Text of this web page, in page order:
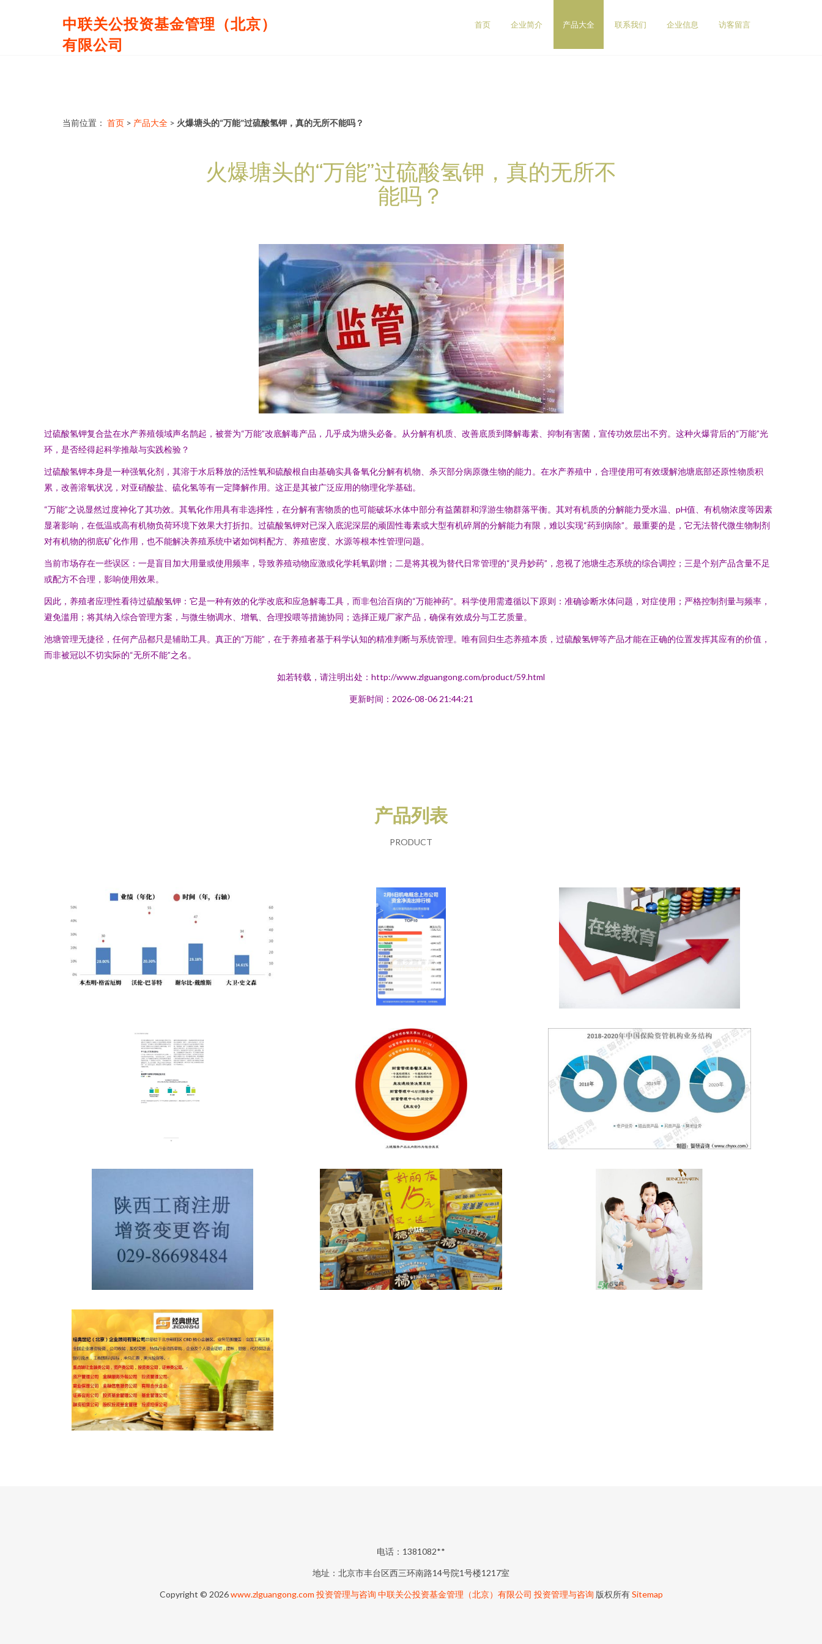
中联关公投资基金管理（北京）
有限公司
首页 企业简介 产品大全 联系我们 企业信息 访客留言
当前位置： 首页 > 产品大全 > 火爆塘头的“万能”过硫酸氢钾，真的无所不能吗？
火爆塘头的“万能”过硫酸氢钾，真的无所不
能吗？
过硫酸氢钾复合盐在水产养殖领域声名鹊起，被誉为“万能”改底解毒产品，几乎成为塘头必备。从分解有机质、改善底质到降解毒素、抑制有害菌，宣传功效层出不穷。这种火爆背后的“万能”光
环，是否经得起科学推敲与实践检验？
过硫酸氢钾本身是一种强氧化剂，其溶于水后释放的活性氧和硫酸根自由基确实具备氧化分解有机物、杀灭部分病原微生物的能力。在水产养殖中，合理使用可有效缓解池塘底部还原性物质积
累，改善溶氧状况，对亚硝酸盐、硫化氢等有一定降解作用。这正是其被广泛应用的物理化学基础。
“万能”之说显然过度神化了其功效。其氧化作用具有非选择性，在分解有害物质的也可能破坏水体中部分有益菌群和浮游生物群落平衡。其对有机质的分解能力受水温、pH值、有机物浓度等因素
显著影响，在低温或高有机物负荷环境下效果大打折扣。过硫酸氢钾对已深入底泥深层的顽固性毒素或大型有机碎屑的分解能力有限，难以实现“药到病除”。最重要的是，它无法替代微生物制剂
对有机物的彻底矿化作用，也不能解决养殖系统中诸如饲料配方、养殖密度、水源等根本性管理问题。
当前市场存在一些误区：一是盲目加大用量或使用频率，导致养殖动物应激或化学耗氧剧增；二是将其视为替代日常管理的“灵丹妙药”，忽视了池塘生态系统的综合调控；三是个别产品含量不足
或配方不合理，影响使用效果。
因此，养殖者应理性看待过硫酸氢钾：它是一种有效的化学改底和应急解毒工具，而非包治百病的“万能神药”。科学使用需遵循以下原则：准确诊断水体问题，对症使用；严格控制剂量与频率，
避免滥用；将其纳入综合管理方案，与微生物调水、增氧、合理投喂等措施协同；选择正规厂家产品，确保有效成分与工艺质量。
池塘管理无捷径，任何产品都只是辅助工具。真正的“万能”，在于养殖者基于科学认知的精准判断与系统管理。唯有回归生态养殖本质，过硫酸氢钾等产品才能在正确的位置发挥其应有的价值，
而非被冠以不切实际的“无所不能”之名。
如若转载，请注明出处：http://www.zlguangong.com/product/59.html
更新时间：2026-08-06 21:44:21
产品列表
PRODUCT
电话：1381082**
地址：北京市丰台区西三环南路14号院1号楼1217室
Copyright © 2026www.zlguangong.com 投资管理与咨询 中联关公投资基金管理（北京）有限公司 投资管理与咨询 版权所有Sitemap